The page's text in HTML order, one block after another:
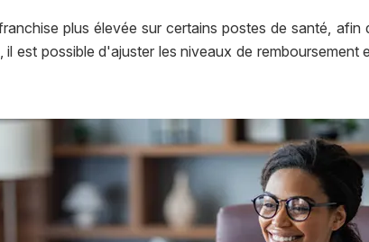
plus élevée sur certains postes de santé, afin
est possible d'ajuster les niveaux de remboursement